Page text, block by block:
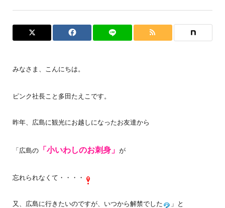
みなさま、こんにちは。
ピンク社長こと多田たえこです。
昨年、広島に観光にお越しになったお友達から
「広島の「小いわしのお刺身」 が
忘れられなくて・・・・
又、広島に行きたいのですが、いつから解禁でした 」と